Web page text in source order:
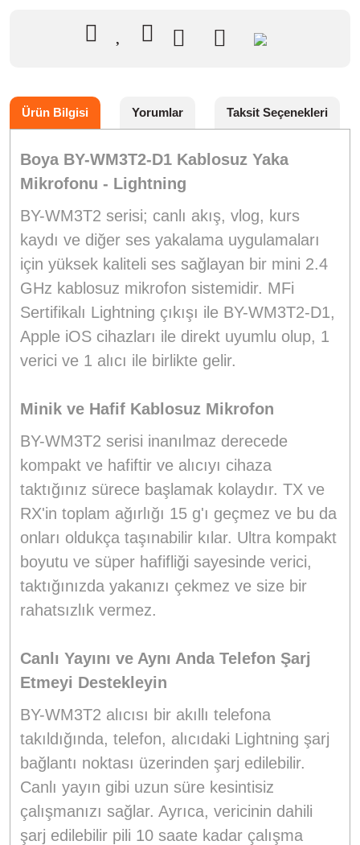
Ürün Bilgisi Yorumlar Taksit Seçenekleri
Boya BY-WM3T2-D1 Kablosuz Yaka
Mikrofonu - Lightning
BY-WM3T2 serisi; canlı akış, vlog, kurs
kaydı ve diğer ses yakalama uygulamaları
için yüksek kaliteli ses sağlayan bir mini 2.4
GHz kablosuz mikrofon sistemidir. MFi
Sertifikalı Lightning çıkışı ile BY-WM3T2-D1,
Apple iOS cihazları ile direkt uyumlu olup, 1
verici ve 1 alıcı ile birlikte gelir.
Minik ve Hafif Kablosuz Mikrofon
BY-WM3T2 serisi inanılmaz derecede
kompakt ve hafiftir ve alıcıyı cihaza
taktığınız sürece başlamak kolaydır. TX ve
RX'in toplam ağırlığı 15 g'ı geçmez ve bu da
onları oldukça taşınabilir kılar. Ultra kompakt
boyutu ve süper hafifliği sayesinde verici,
taktığınızda yakanızı çekmez ve size bir
rahatsızlık vermez.
Canlı Yayını ve Aynı Anda Telefon Şarj
Etmeyi Destekleyin
BY-WM3T2 alıcısı bir akıllı telefona
takıldığında, telefon, alıcıdaki Lightning şarj
bağlantı noktası üzerinden şarj edilebilir.
Canlı yayın gibi uzun süre kesintisiz
çalışmanızı sağlar. Ayrıca, vericinin dahili
şarj edilebilir pili 10 saate kadar çalışma